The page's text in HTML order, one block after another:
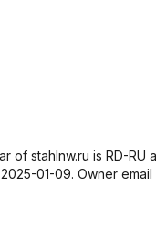
of stahlnw.ru is RD-RU
01-09. Owner email